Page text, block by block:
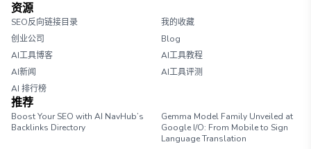
资源
SEO反向链接目录
我的收藏
创业公司
Blog
AI工具博客
AI工具教程
AI新闻
AI工具评测
AI 排行榜
推荐
Boost Your SEO with AI NavHub’s
Backlinks Directory
Gemma Model Family Unveiled at
Google I/O: From Mobile to Sign
Language Translation